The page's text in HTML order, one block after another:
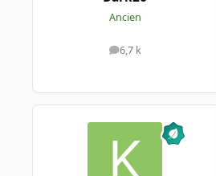
Ancien
6,7 k
messages